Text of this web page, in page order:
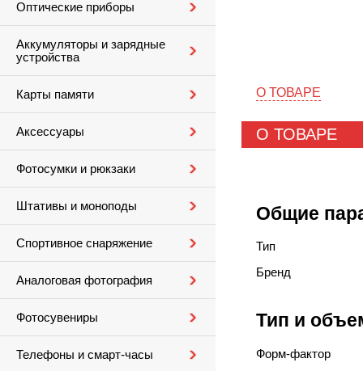
Оптические приборы
Аккумуляторы и зарядные
устройства
Карты памяти
Аксессуары
Фотосумки и рюкзаки
Штативы и моноподы
Спортивное снаряжение
Аналоговая фотография
Фотосувениры
Телефоны и смарт-часы
О ТОВАРЕ
О ТОВАРЕ
Общие
Тип
Бренд
Тип и
Форм-фактор